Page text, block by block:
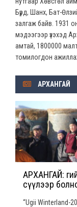
Бүрд, Шанх, Бат-
залгаж байв. 1931
мэдээгээр үзэхэд
амтай, 1800000
томилогдон
АРХАНГАЙ
АРХАНГАЙ:
сүүлээр
“Ugii Winterland-